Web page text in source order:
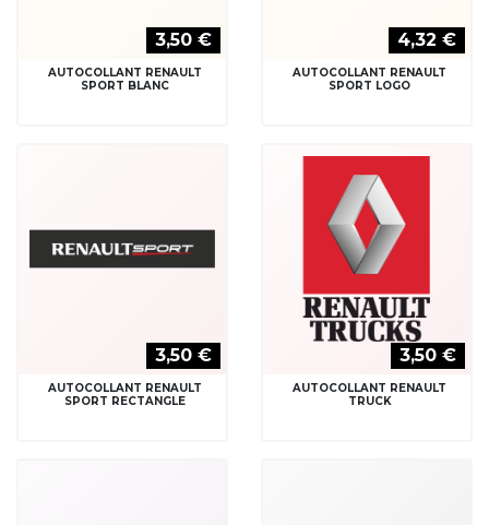
3,50 €
AUTOCOLLANT RENAULT
SPORT BLANC
4,32 €
AUTOCOLLANT RENAULT
SPORT LOGO
3,50 €
AUTOCOLLANT RENAULT
SPORT RECTANGLE
3,50 €
AUTOCOLLANT RENAULT
TRUCK